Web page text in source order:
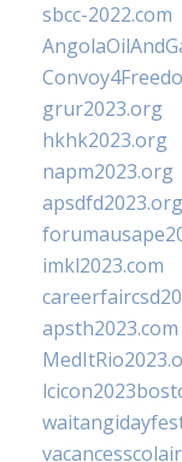
sbcc-2022.com
grur2023.org
hkhk2023.org
napm2023.org
apsdfd2023.org
imkl2023.com
apsth2023.com